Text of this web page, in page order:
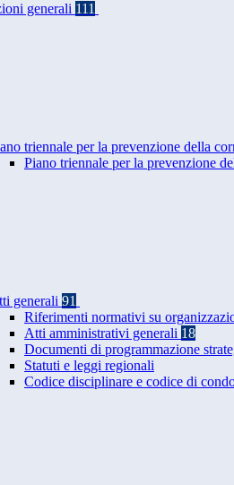
generali 111
triennale per la prevenzione della
Piano triennale per la prevenzione
generali 91
Riferimenti normativi su
Atti amministrativi generali 18
Documenti di programmazione
Statuti e leggi regionali
Codice disciplinare e codice di